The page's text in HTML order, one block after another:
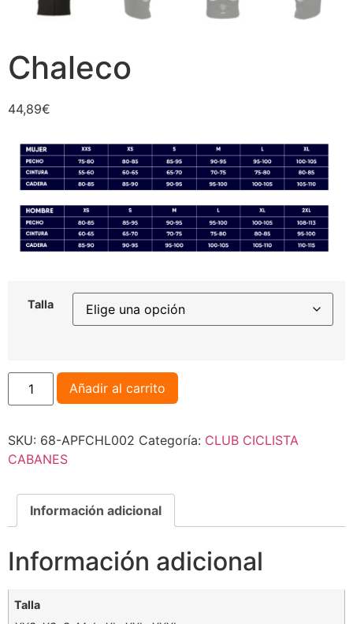
Chaleco
44,89€
Talla
Añadir al carrito
SKU: 68-APFCHL002 Categoría: CLUB CICLISTA
CABANES
Información adicional
Información adicional
Talla